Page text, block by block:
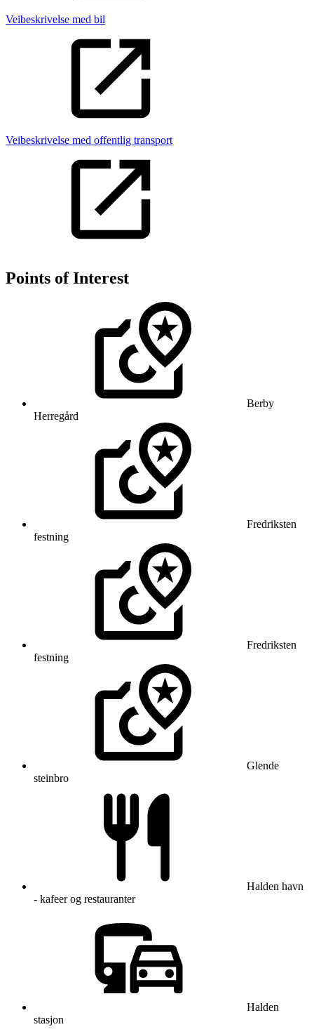
Veibeskrivelse med bil
Veibeskrivelse med offentlig transport
Points of Interest
Berby
Herregård
Fredriksten
festning
Fredriksten
festning
Glende
steinbro
Halden havn
- kafeer og restauranter
Halden
stasjon